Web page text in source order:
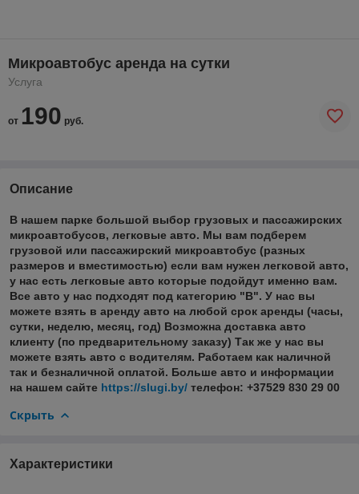
Микроавтобус аренда на сутки
Услуга
от 190 руб.
Описание
В нашем парке большой выбор грузовых и пассажирских
микроавтобусов, легковые авто. Мы вам подберем
грузовой или пассажирский микроавтобус (разных
размеров и вместимостью) если вам нужен легковой авто,
у нас есть легковые авто которые подойдут именно вам.
Все авто у нас подходят под категорию "В". У нас вы
можете взять в аренду авто на любой срок аренды (часы,
сутки, неделю, месяц, год) Возможна доставка авто
клиенту (по предварительному заказу) Так же у нас вы
можете взять авто с водителям. Работаем как наличной
так и безналичной оплатой. Больше авто и информации
на нашем сайте https://slugi.by/ телефон: +37529 830 29 00
Скрыть
Характеристики